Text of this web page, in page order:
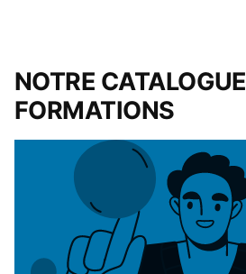
NOTRE CATALOGUE
FORMATIONS